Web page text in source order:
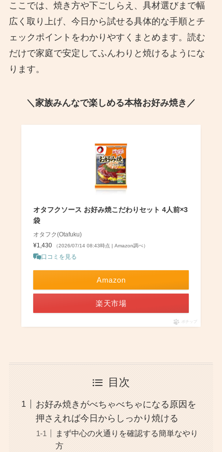
ここでは、焼き方や下ごしらえ、具材選びまで幅
広く取り上げ、今日から試せる具体的な手順とチ
ェックポイントをわかりやすくまとめます。読む
だけで家庭で安定してふんわりと焼けるようにな
ります。
＼家族みんなで楽しめる本格お好み焼き／
オタフクソース お好み焼こだわりセット 4人前×3
袋
オタフク(Otafuku)
¥1,430
（2026/07/14 08:43時点 | Amazon調べ）
口コミを見る
Amazon
楽天市場
ポチップ
目次
お好み焼きがべちゃべちゃになる原因を
押さえれば今日からしっかり焼ける
まず中心の火通りを確認する簡単なやり
方